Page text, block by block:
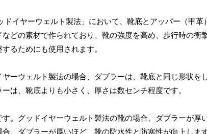
イヤーウェルト製法」において、靴底とアッパー（甲革
どの素材で作られており、靴の強度を高め、歩行時の衝
るためにも使用されます。
ーウェルト製法の場合、ダブラーは、靴底と同じ形状を
は、靴底よりも小さく、厚さは数センチ程度です。
。グッドイヤーウェルト製法の靴の場合、ダブラーが厚
、ダブラーが厚いほど、靴の防水性と防寒性が向上します